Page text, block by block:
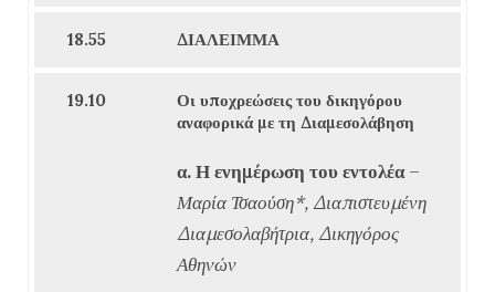
18.55 ΔΙΑΛΕΙΜΜΑ
19.10
Οι υποχρεώσεις του δικηγόρου
αναφορικά με τη Διαμεσολάβηση
α. Η ενημέρωση του εντολέα–
Μαρία Τσαούση*, Διαπιστευμένη
Διαμεσολαβήτρια, Δικηγόρος
Αθηνών